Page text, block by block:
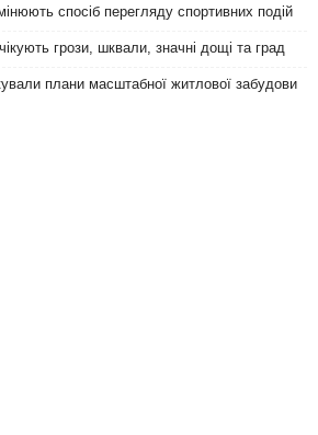
спосіб перегляду спортивних подій
грози, шквали, значні дощі та град
плани масштабної житлової забудови